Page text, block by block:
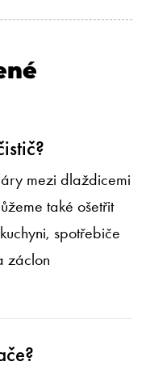
mezi dlaždicemi
také ošetřit
spotřebiče
záclon